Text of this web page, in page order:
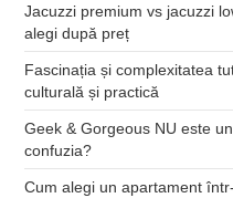
Jacuzzi premium vs jacuzzi
alegi după preț
Fascinația și complexitatea
culturală și practică
Geek & Gorgeous NU este
confuzia?
Cum alegi un apartament